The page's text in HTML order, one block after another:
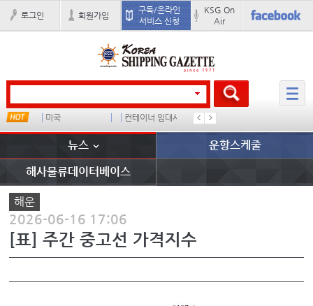
로그인 회원가입
구독/온라인
서비스 신청
KSG On
Air
미국 컨테이너 임대사 배
뉴스 운항스케줄
해사물류데이터베이스
해운
2026-06-16 17:06
[표] 주간 중고선 가격지수